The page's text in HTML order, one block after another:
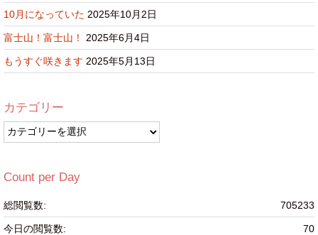
10月になっていた 2025年10月2日
富士山！富士山！ 2025年6月4日
もうすぐ咲きます 2025年5月13日
カテゴリー
カ
テ
リ
Count per Day
705233
総閲覧数:
70
今日の閲覧数: